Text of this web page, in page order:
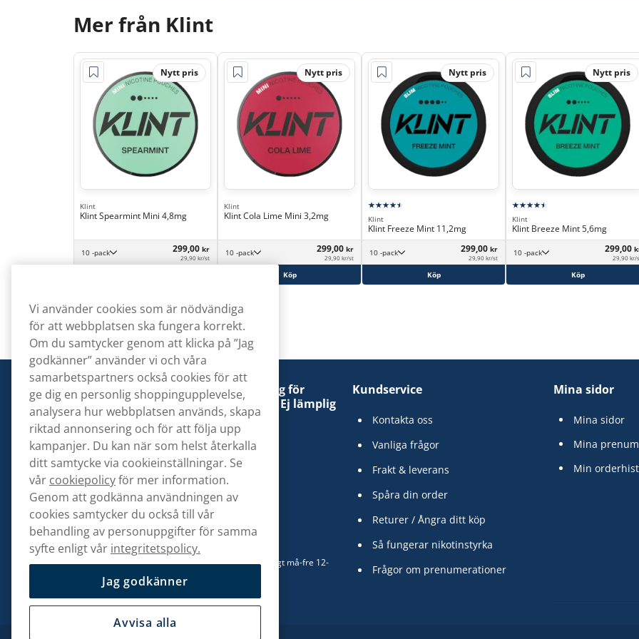
Mer från Klint
Nytt pris
Klint
Klint Spearmint Mini 4,8mg
10 -pack 299,00 kr
29,90 kr/st
Nytt pris
Klint
Klint Cola Lime Mini 3,2mg
10 -pack 299,00 kr
29,90 kr/st
Köp
Nytt pris
Klint
Klint Freeze Mint 11,2mg
10 -pack 299,00 kr
29,90 kr/st
Köp
Nytt pris
Klint
Klint Breeze Mint 5,6mg
10 -pack 299,00
29,90 kr/
Köp
Denna tobaksprodukt kan vara skadlig för
hälsan och är beroendeframkallande. Ej lämplig
för personer under 18 år.
Kontakta oss
hej@snusbolaget.se
08 517 910 94
Mån-Tor 8.00-17.00 | Fre 9.00-17.00 | (Lunchstängt må-fre 12-
Kundservice
Kontakta oss
Vanliga frågor
Frakt & leverans
Spåra din order
Returer / Ångra ditt köp
Så fungerar nikotinstyrka
Frågor om prenumerationer
Mina sidor
Mina sidor
Mina
Min
Vi använder cookies som är nödvändiga
för att webbplatsen ska fungera korrekt.
Om du samtycker genom att klicka på ”Jag
godkänner” använder vi och våra
samarbetspartners också cookies för att
ge dig en personlig shoppingupplevelse,
analysera hur webbplatsen används, skapa
riktad annonsering och för att följa upp
kampanjer. Du kan när som helst återkalla
ditt samtycke via cookieinställningar. Se
vår cookiepolicyför mer information.
Genom att godkänna användningen av
cookies samtycker du också till vår
behandling av personuppgifter för samma
syfte enligt vår integritetspolicy.
Jag godkänner
Avvisa alla